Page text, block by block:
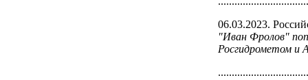
06.03.2023.
"Иван Фролов"
Росгидрометом и